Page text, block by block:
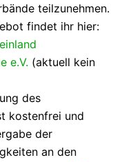
teilzunehmen.
findet ihr hier:
e.V. (aktuell kein
des
kostenfrei und
der
an den